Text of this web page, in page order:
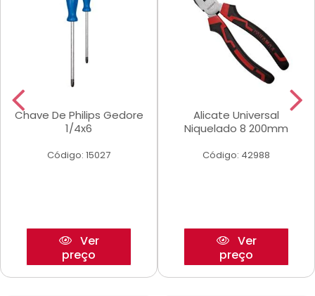
Chave De Philips Gedore
1/4x6
Código: 15027
Ver
preço
Alicate Universal
Niquelado 8 200mm
Código: 42988
Ver
preço